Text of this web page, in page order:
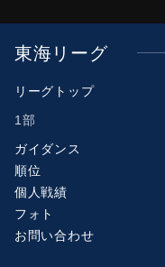
東海リーグ
リーグトップ
1部
ガイダンス
順位
個人戦績
フォト
お問い合わせ